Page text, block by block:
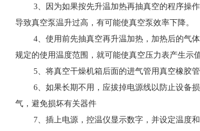
3、因为如果按先升温加热再抽真空的程序操作
导致真空泵温升过高，有可能使真空泵效率下降。
4、使用前先抽真空再升温加热，加热后的气体
规定的使用温度范围，就可能使真空压力表产生示
5、将真空干燥机箱后面的进气管用真空橡胶管
6、如果长期不用，应拔掉电源线以防止设备损
气，避免损坏有关器件
7、插上电源，控温仪显示数字，并设定温度和